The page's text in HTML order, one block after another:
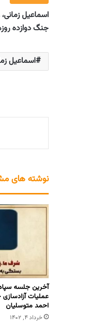
جنگ دوازده
اسماعیل
نوشته های
آخرین جلسه
عملیات
احمد متوسلیان
خرداد ۴, ۱۴۰۲